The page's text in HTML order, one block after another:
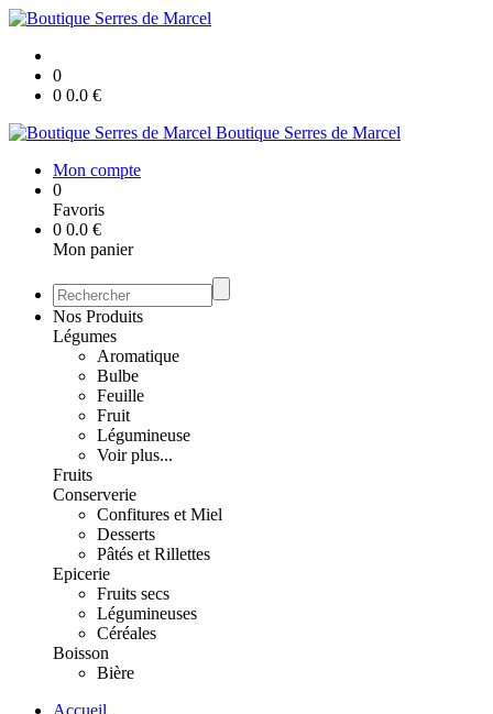
0
0 0.0 €
Boutique Serres de Marcel
Mon compte
0
Favoris
0 0.0 €
Mon panier
Nos Produits
Légumes
Aromatique
Bulbe
Feuille
Fruit
Légumineuse
Voir plus...
Fruits
Conserverie
Confitures et Miel
Desserts
Pâtés et Rillettes
Epicerie
Fruits secs
Légumineuses
Céréales
Boisson
Bière
Accueil